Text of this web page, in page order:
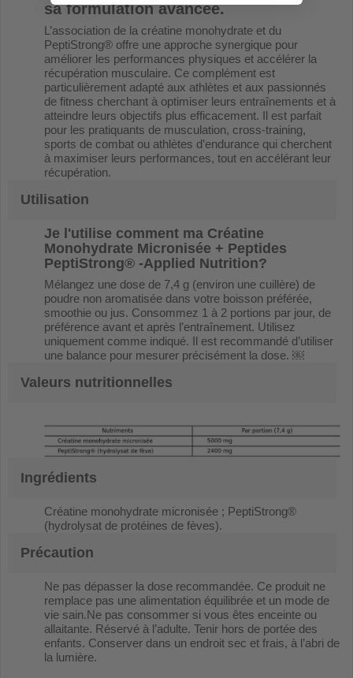
sa formulation avancée.
L’association de la créatine monohydrate et du
PeptiStrong® offre une approche synergique pour
améliorer les performances physiques et accélérer la
récupération musculaire. Ce complément est
particulièrement adapté aux athlètes et aux passionnés
de fitness cherchant à optimiser leurs entraînements et à
atteindre leurs objectifs plus efficacement. Il est parfait
pour les pratiquants de musculation, cross-training,
sports de combat ou athlètes d’endurance qui cherchent
à maximiser leurs performances, tout en accélérant leur
récupération.
Utilisation
Je l'utilise comment ma Créatine
Monohydrate Micronisée + Peptides
PeptiStrong® -Applied Nutrition?
Mélangez une dose de 7,4 g (environ une cuillère) de
poudre non aromatisée dans votre boisson préférée,
smoothie ou jus. Consommez 1 à 2 portions par jour, de
préférence avant et après l’entraînement. Utilisez
uniquement comme indiqué. Il est recommandé d’utiliser
une balance pour mesurer précisément la dose. ￼
Valeurs nutritionnelles
Ingrédients
Créatine monohydrate micronisée ; PeptiStrong®
(hydrolysat de protéines de fèves).
Précaution
Ne pas dépasser la dose recommandée. Ce produit ne
remplace pas une alimentation équilibrée et un mode de
vie sain.Ne pas consommer si vous êtes enceinte ou
allaitante. Réservé à l’adulte. Tenir hors de portée des
enfants. Conserver dans un endroit sec et frais, à l’abri de
la lumière.